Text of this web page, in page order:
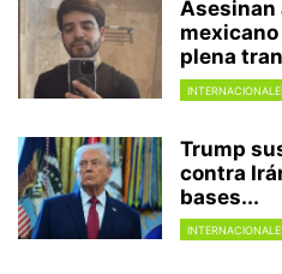
Asesinan
plena
Trump
contra
bases...